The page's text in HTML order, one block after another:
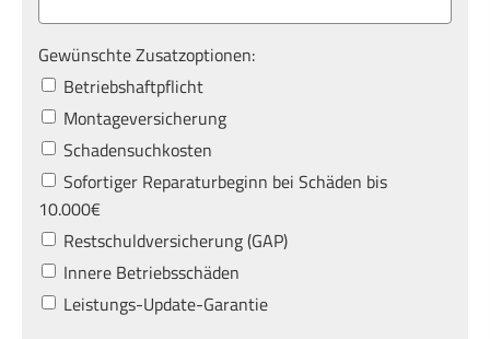
Gewünschte Zusatzoptionen:
Betriebshaftpflicht
Montageversicherung
Schadensuchkosten
Sofortiger Reparaturbeginn bei Schäden bis
10.000€
Restschuldversicherung (GAP)
Innere Betriebsschäden
Leistungs-Update-Garantie